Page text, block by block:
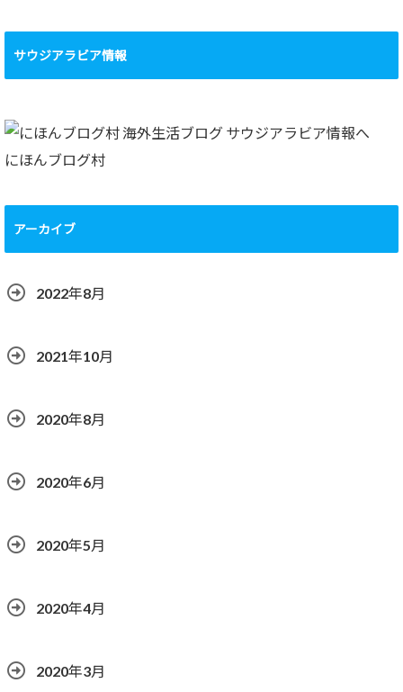
サウジアラビア情報
にほんブログ村
アーカイブ
2022年8月
2021年10月
2020年8月
2020年6月
2020年5月
2020年4月
2020年3月